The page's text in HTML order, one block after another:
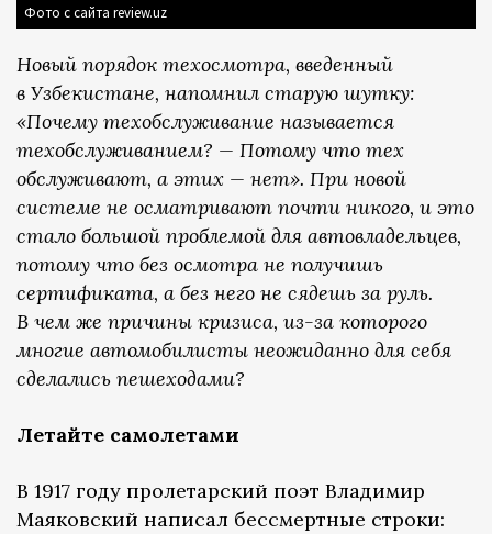
Фото с сайта review.uz
Новый порядок техосмотра, введенный
в Узбекистане, напомнил старую шутку:
«Почему техобслуживание называется
техобслуживанием? — Потому что тех
обслуживают, а этих — нет». При новой
системе не осматривают почти никого, и это
стало большой проблемой для автовладельцев,
потому что без осмотра не получишь
сертификата, а без него не сядешь за руль.
В чем же причины кризиса, из-за которого
многие автомобилисты неожиданно для себя
сделались пешеходами?
Летайте самолетами
В 1917 году пролетарский поэт Владимир
Маяковский написал бессмертные строки: